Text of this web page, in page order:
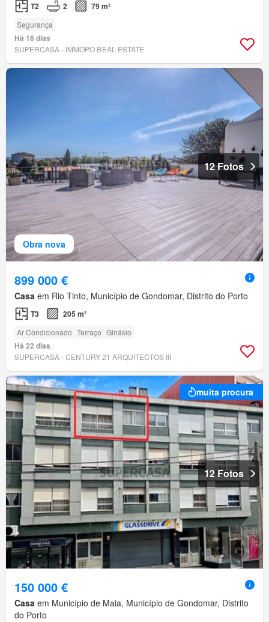
T2 2 79 m²
Segurança
Há 16 dias
SUPERCASA - IMMOPO REAL ESTATE
Obra nova
12 Fotos
899 000 €
Casa em Rio Tinto, Município de Gondomar, Distrito do Porto
T3 205 m²
Ar Condicionado Terraço Ginásio
Há 22 dias
SUPERCASA - CENTURY 21 ARQUITECTOS III
muita procura
12 Fotos
150 000 €
Casa em Município de Maia, Município de Gondomar, Distrito
do Porto